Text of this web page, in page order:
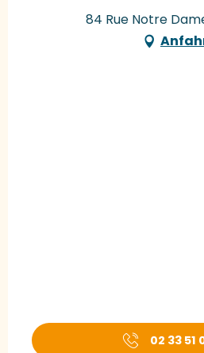
84 Rue Notre
02 33 51